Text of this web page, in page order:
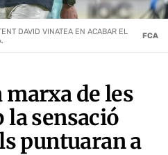
marxa de les
la sensació
puntuaran a
DAVID VINATEA EN ACABAR EL
FCA